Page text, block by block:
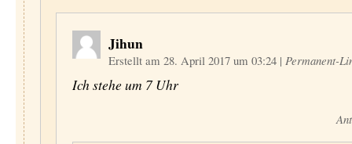
Jihun
Erstellt am 28. April 2017 um 03:24 | Permanent-
Ich stehe um 7 Uhr